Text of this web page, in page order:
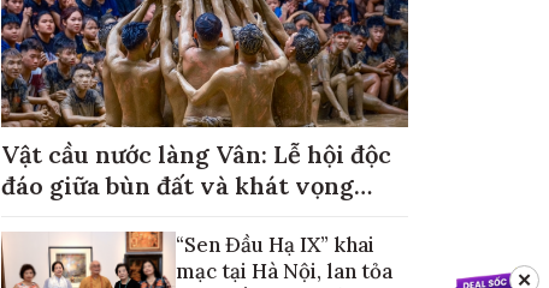
Vật cầu nước làng Vân: Lễ hội độc
đáo giữa bùn đất và khát vọng
“Sen Đầu Hạ IX” khai
mạc tại Hà Nội, lan tỏa
✕